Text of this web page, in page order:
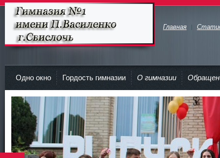
Гимназия №1 имени П.Василенко
Главная
Одно окно Гордость гимназии О гимназии